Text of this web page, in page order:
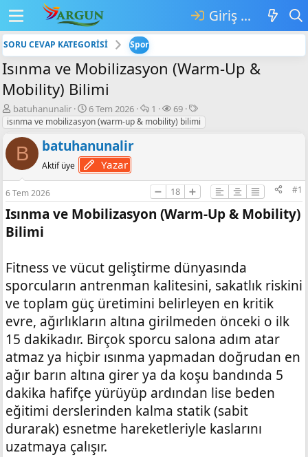
Giriş yap
SORU CEVAP KATEGORİSİ Spor
Isınma ve Mobilizasyon (Warm-Up &
Mobility) Bilimi
K
o
n
b
u
y
u
b
ş
l
a
n
batuhanunalir
B
a
ş
l
a
n
g
t
h
i
6 Tem 2026
💬
C
e
l
a
1
👁️‍🗨️
G
ö
t
ü
e
69
E
t
i
l
e
isınma ve mobilizasyon (warm-up & mobility) bilimi
B batuhanunalir
Aktif üye Yazar
6 Tem 2026 ➖ 18 ➕ #1
Isınma ve Mobilizasyon (Warm-Up & Mobility)
Bilimi
Fitness ve vücut geliştirme dünyasında
sporcuların antrenman kalitesini, sakatlık riskini
ve toplam güç üretimini belirleyen en kritik
evre, ağırlıkların altına girilmeden önceki o ilk
15 dakikadır. Birçok sporcu salona adım atar
atmaz ya hiçbir ısınma yapmadan doğrudan en
ağır barın altına girer ya da koşu bandında 5
dakika hafifçe yürüyüp ardından lise beden
eğitimi derslerinden kalma statik (sabit
durarak) esnetme hareketleriyle kaslarını
uzatmaya çalışır.